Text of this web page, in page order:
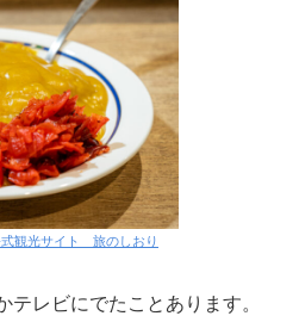
式観光サイト 旅のしおり
レビにでたことあります。